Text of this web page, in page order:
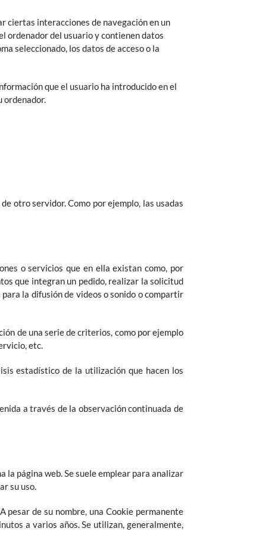
ciertas interacciones de navegación en un
ordenador del usuario y contienen datos
seleccionado, los datos de acceso o la
que el usuario ha introducido en el
ordenador.
otro servidor. Como por ejemplo, las usadas
o servicios que en ella existan como, por
que integran un pedido, realizar la solicitud
la difusión de videos o sonido o compartir
de una serie de criterios, como por ejemplo
etc.
estadístico de la utilización que hacen los
a través de la observación continuada de
la página web. Se suele emplear para analizar
su uso.
pesar de su nombre, una Cookie permanente
a varios años. Se utilizan, generalmente,